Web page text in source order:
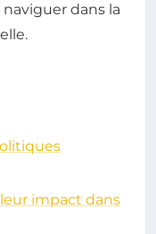
dans la
impact dans